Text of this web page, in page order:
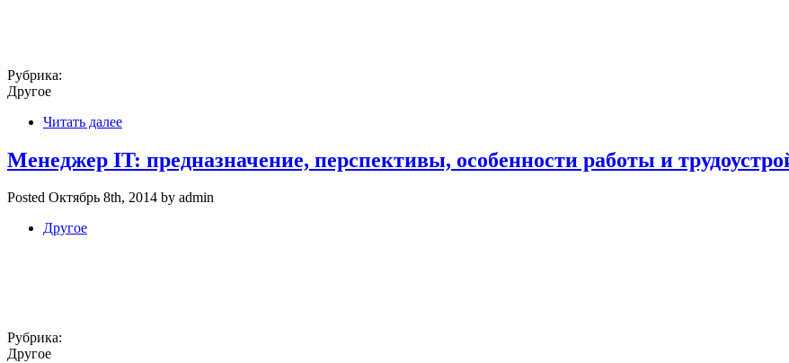
Рубрика:
Другое
Читать далее
Менеджер IT: предназначение, перспективы, особенности работы и
Posted Октябрь 8th, 2014 by admin
Другое
Рубрика:
Другое